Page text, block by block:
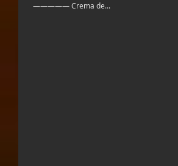
————— Crema de...